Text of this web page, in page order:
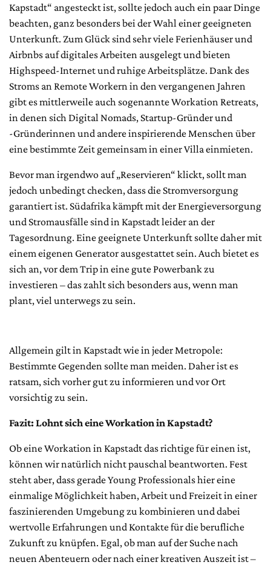
Kapstadt“ angesteckt ist, sollte jedoch auch ein paar Dinge
beachten, ganz besonders bei der Wahl einer geeigneten
Unterkunft. Zum Glück sind sehr viele Ferienhäuser und
Airbnbs auf digitales Arbeiten ausgelegt und bieten
Highspeed-Internet und ruhige Arbeitsplätze. Dank des
Stroms an Remote Workern in den vergangenen Jahren
gibt es mittlerweile auch sogenannte Workation Retreats,
in denen sich Digital Nomads, Startup-Gründer und
-Gründerinnen und andere inspirierende Menschen über
eine bestimmte Zeit gemeinsam in einer Villa einmieten.
Bevor man irgendwo auf „Reservieren“ klickt, sollt man
jedoch unbedingt checken, dass die Stromversorgung
garantiert ist. Südafrika kämpft mit der Energieversorgung
und Stromausfälle sind in Kapstadt leider an der
Tagesordnung. Eine geeignete Unterkunft sollte daher mit
einem eigenen Generator ausgestattet sein. Auch bietet es
sich an, vor dem Trip in eine gute Powerbank zu
investieren – das zahlt sich besonders aus, wenn man
plant, viel unterwegs zu sein.
Allgemein gilt in Kapstadt wie in jeder Metropole:
Bestimmte Gegenden sollte man meiden. Daher ist es
ratsam, sich vorher gut zu informieren und vor Ort
vorsichtig zu sein.
Fazit: Lohnt sich eine Workation in Kapstadt?
Ob eine Workation in Kapstadt das richtige für einen ist,
können wir natürlich nicht pauschal beantworten. Fest
steht aber, dass gerade Young Professionals hier eine
einmalige Möglichkeit haben, Arbeit und Freizeit in einer
faszinierenden Umgebung zu kombinieren und dabei
wertvolle Erfahrungen und Kontakte für die berufliche
Zukunft zu knüpfen. Egal, ob man auf der Suche nach
neuen Abenteuern oder nach einer kreativen Auszeit ist –